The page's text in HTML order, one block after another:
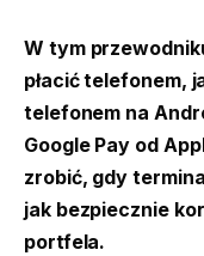
W tym
płacić telefonem,
telefonem na
Google Pay od
zrobić, gdy
jak bezpiecznie
portfela.